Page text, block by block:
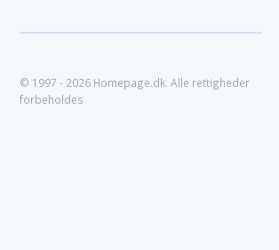
© 1997 - 2026 Homepage.dk. Alle rettigheder
forbeholdes